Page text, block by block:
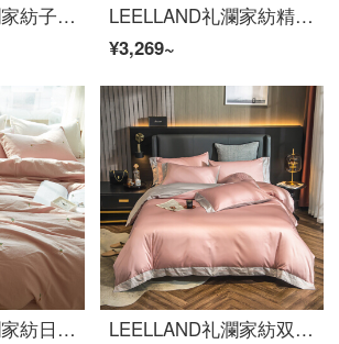
LEELLAND礼瀾家紡子供用アニメ潮牌デジタルプリント60本の全綿ベッドの上に、純綿の高密サテンのシーツ4点セットの萌えウサギ1.2 mベッドの三点セット155*215 cmを販売しています。
LEELLAND礼瀾家紡精梳綿刺繍の全綿ベッドの上の4つのセットの純綿高品質刺繍ベッドセットの真っ赤な1.5-1.8メートルのベッド/200*230 cm
¥3,269~
LEELLAND礼瀾家紡日韓無印風色織洗濯綿刺繍全綿寝具四点セット夏純綿ベッドセットサボテン刺繍-ピンク1.8 mシーツモデル/200*230 cm布団カバー
LEELLAND礼瀾家紡双拼素色100本のマカオ綿刺繍スプライス綿ベッドの上の4点セットの純綿布団カバー4点セットの純色ベッドセットの果物粉浅銀1.8-210 mベッド/220*240 cm